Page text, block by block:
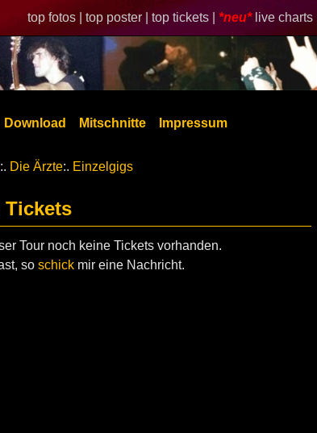
top fotos | top poster | top tickets | *neu* live charts
Download Mitschnitte Impressum
:. Die Ärzte:. Einzelgigs
Tour noch keine Tickets vorhanden.
so schick mir eine Nachricht.